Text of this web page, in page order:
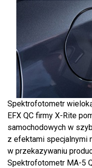
Spektrofotometr
EFX QC firmy X-Rite
samochodowych w
z efektami specjalnymi
w przekazywaniu
Spektrofotometr MA-5